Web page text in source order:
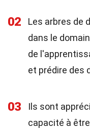
02
Les arbres de
dans le
de
et prédire des
03
Ils sont
capacité à